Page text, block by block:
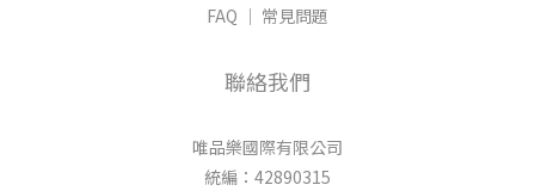
FAQ │ 常見問題
聯絡我們
唯品樂國際有限公司
統編：42890315